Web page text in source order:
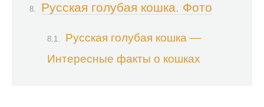
Русская голубая кошка. Фото
Русская голубая кошка —
Интересные факты о кошках